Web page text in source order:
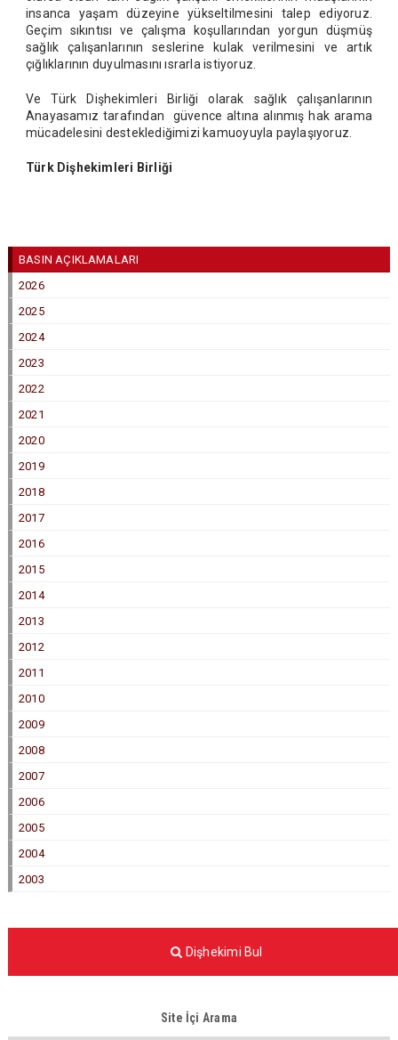
insanca yaşam düzeyine yükseltilmesini talep ediyoruz.
Geçim sıkıntısı ve çalışma koşullarından yorgun düşmüş
sağlık çalışanlarının seslerine kulak verilmesini ve artık
çığlıklarının duyulmasını ısrarla istiyoruz.
Ve Türk Dişhekimleri Birliği olarak sağlık çalışanlarının
Anayasamız tarafından güvence altına alınmış hak arama
mücadelesini desteklediğimizi kamuoyuyla paylaşıyoruz.
Türk Dişhekimleri Birliği
BASIN AÇIKLAMALARI
2026
2025
2024
2023
2022
2021
2020
2019
2018
2017
2016
2015
2014
2013
2012
2011
2010
2009
2008
2007
2006
2005
2004
2003
Dişhekimi Bul
Site İçi Arama